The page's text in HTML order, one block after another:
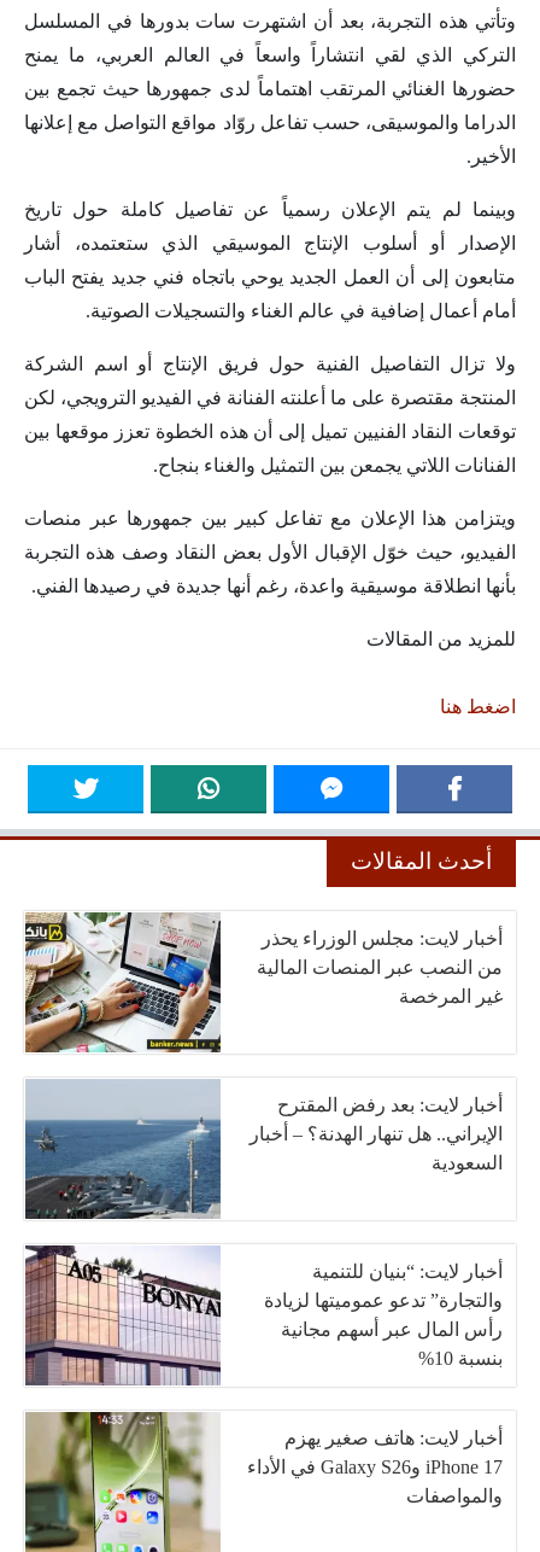
وتأتي هذه التجربة، بعد أن اشتهرت سات بدورها في المسلسل
التركي الذي لقي انتشاراً واسعاً في العالم العربي، ما يمنح
حضورها الغنائي المرتقب اهتماماً لدى جمهورها حيث تجمع بين
الدراما والموسيقى، حسب تفاعل روّاد مواقع التواصل مع إعلانها
الأخير.
وبينما لم يتم الإعلان رسمياً عن تفاصيل كاملة حول تاريخ
الإصدار أو أسلوب الإنتاج الموسيقي الذي ستعتمده، أشار
متابعون إلى أن العمل الجديد يوحي باتجاه فني جديد يفتح الباب
أمام أعمال إضافية في عالم الغناء والتسجيلات الصوتية.
ولا تزال التفاصيل الفنية حول فريق الإنتاج أو اسم الشركة
المنتجة مقتصرة على ما أعلنته الفنانة في الفيديو الترويجي، لكن
توقعات النقاد الفنيين تميل إلى أن هذه الخطوة تعزز موقعها بين
الفنانات اللاتي يجمعن بين التمثيل والغناء بنجاح.
ويتزامن هذا الإعلان مع تفاعل كبير بين جمهورها عبر منصات
الفيديو، حيث خوّل الإقبال الأول بعض النقاد وصف هذه التجربة
بأنها انطلاقة موسيقية واعدة، رغم أنها جديدة في رصيدها الفني.
للمزيد من المقالات
اضغط هنا
أحدث المقالات
أخبار لايت: مجلس الوزراء يحذر
من النصب عبر المنصات المالية
غير المرخصة
أخبار لايت: بعد رفض المقترح
الإيراني.. هل تنهار الهدنة؟ – أخبار
السعودية
أخبار لايت: “بنيان للتنمية
والتجارة” تدعو عموميتها لزيادة
رأس المال عبر أسهم مجانية
بنسبة 10%
أخبار لايت: هاتف صغير يهزم
iPhone 17 وGalaxy S26 في الأداء
والمواصفات